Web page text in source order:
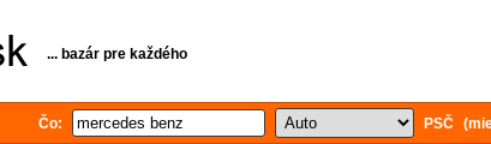
... bazár pre každého
Čo: PSČ